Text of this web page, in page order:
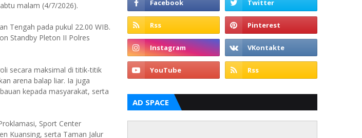
malam (4/7/2026).
Tengah pada pukul 22.00 WIB.
Standby Pleton II Polres
secara maksimal di titik-titik
arena balap liar. Ia juga
kepada masyarakat, serta
Sport Center
Kuansing, serta Taman Jalur
AD SPACE